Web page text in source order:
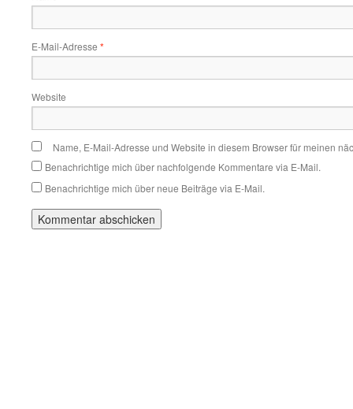
E-Mail-Adresse *
Website
Name, E-Mail-Adresse und Website in diesem Browser für meinen
Benachrichtige mich über nachfolgende Kommentare via E-Mail.
Benachrichtige mich über neue Beiträge via E-Mail.